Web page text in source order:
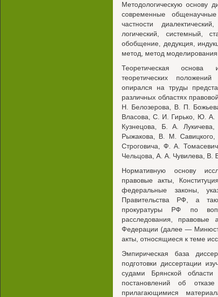
Методологическую основу
современные
частности
логический, системный,
обобщение, дедукция,
метод, метод
Теоретическая основа
теоретических
опирался на труды
различных областях
Н. Белозерова, В. П.
Власова, С. И. Гирько, Ю. А.
Кузнецова, Б. А.
Рыжакова, В. М.
Строговича, Ф. А.
Чельцова, А. А. Чувилева, В.
Нормативную основу
правовые акты,
федеральные законы,
Правительства РФ, а
прокуратуры РФ по
расследования, правовые
Федерации (далее —
акты, относящиеся к теме
Эмпирическая база
подготовки диссертации
судами Брянской
постановлений об
прилагающимися